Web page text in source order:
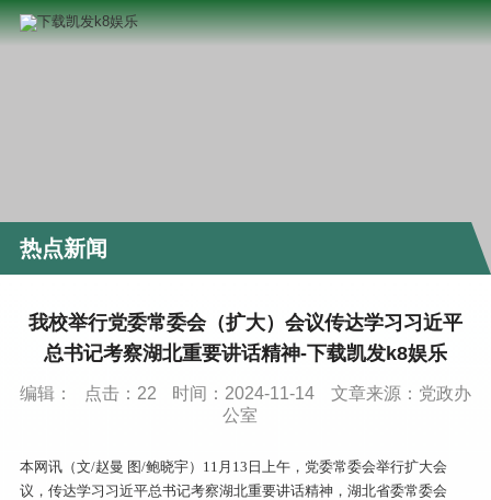
热点新闻
我校举行党委常委会（扩大）会议传达学习习近平
总书记考察湖北重要讲话精神-下载凯发k8娱乐
编辑： 点击： 22 时间：2024-11-14
文章来源：党政办
公室
本网讯（文/赵曼 图/鲍晓宇）11月13日上午，党委常委会举行扩大会
议，传达学习习近平总书记考察湖北重要讲话精神，湖北省委常委会